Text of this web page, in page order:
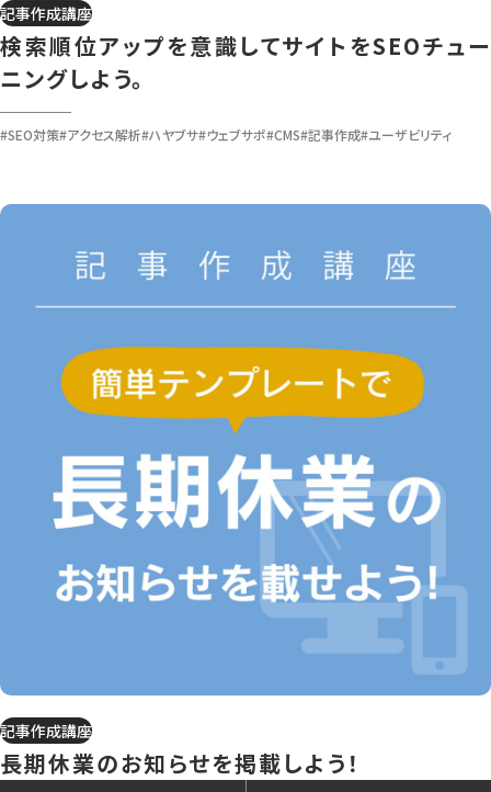
記事作成講座
検索順位アップを意識してサイトをSEOチュー
ニングしよう。
#SEO対策#アクセス解析#ハヤブサ#ウェブサポ#CMS#記事作成#ユーザビリティ
記事作成講座
長期休業のお知らせを掲載しよう！